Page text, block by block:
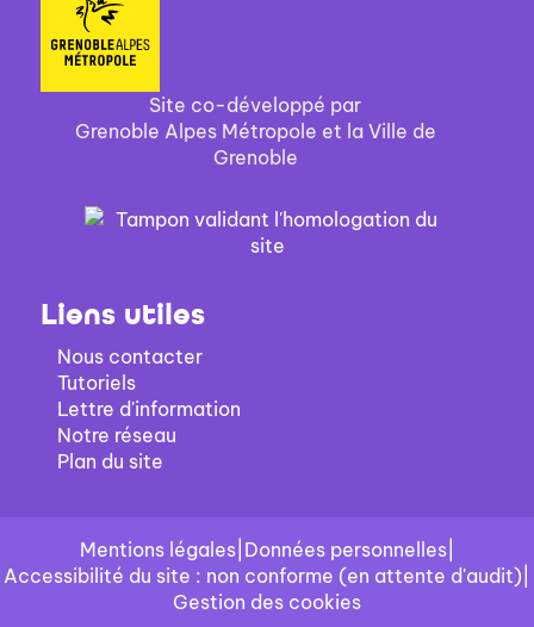
Site co-développé par
Grenoble Alpes Métropole et la Ville de
Grenoble
Liens utiles
Nous contacter
Tutoriels
Lettre d'information
Notre réseau
Plan du site
Mentions légales| Données personnelles|
Accessibilité du site : non conforme (en attente d'audit)
Gestion des cookies